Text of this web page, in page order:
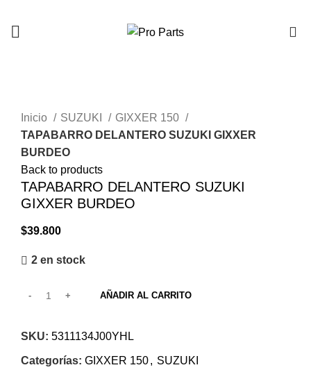
Inicio
SUZUKI
GIXXER 150
TAPABARRO DELANTERO SUZUKI GIXXER
BURDEO
Back to products
TAPABARRO DELANTERO SUZUKI
GIXXER BURDEO
$39.800
2 en stock
AÑADIR AL CARRITO
SKU: 5311134J00YHL
Categorías: GIXXER 150, SUZUKI